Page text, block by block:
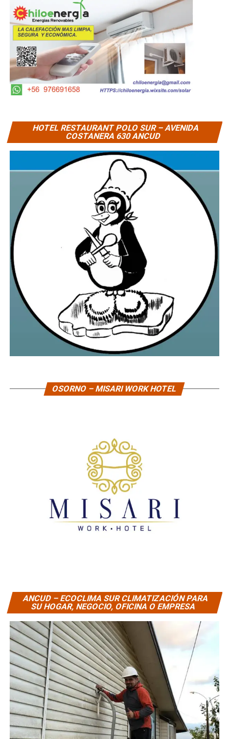
HOTEL RESTAURANT POLO SUR – AVENIDA
COSTANERA 630 ANCUD
OSORNO – MISARI WORK HOTEL
ANCUD – ECOCLIMA SUR CLIMATIZACIÓN PARA
SU HOGAR, NEGOCIO, OFICINA O EMPRESA